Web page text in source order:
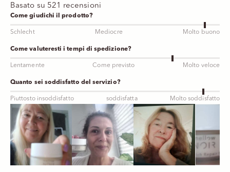
Basato su 521 recensioni
Come giudichi il prodotto?
Schlecht Mediocre Molto buono
Come valuteresti i tempi di spedizione?
Lentamente Come previsto Molto veloce
Quanto sei soddisfatto del servizio?
Piuttosto insoddisfatto soddisfatta Molto soddisfatto